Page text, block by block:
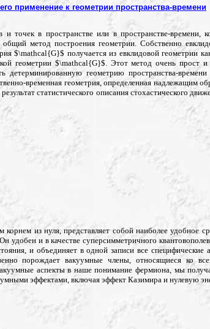
применение к геометрии пространства-времени
точек в пространстве или в пространстве-времени,
метод построения геометрии. Собственно
получается из евклидовой геометрии
геометрии $\mathcal{G}$. Этот метод очень прост и
геометрию пространства-времени
временная геометрия, определенная надлежащим
статистического описания стохастического
из нуля, представляет собой наиболее удобное
и в качестве суперсимметричного
и объединяет в одной записи все
порождает вакуумные члены, относящиеся ко
аспекты в наше понимание фермиона, мы
эффектами, включая эффект Казимира и нулевую